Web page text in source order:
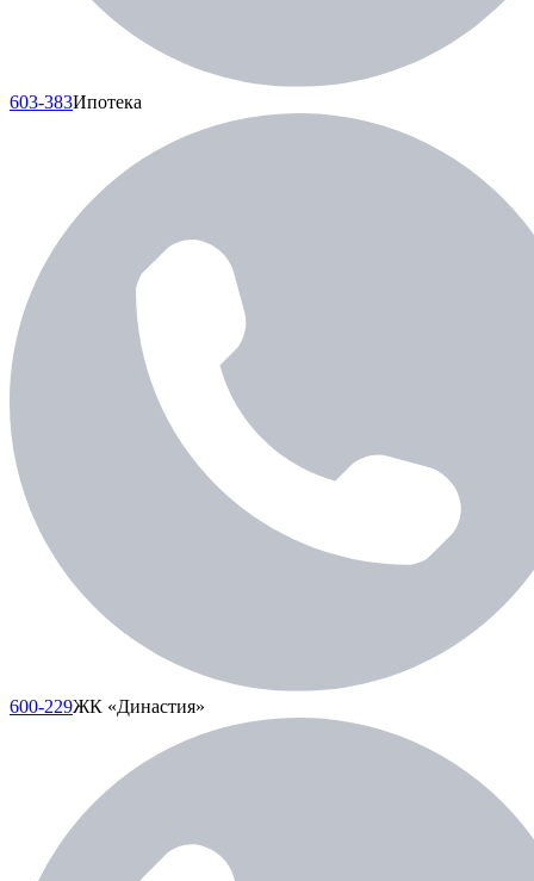
603-383Ипотека
600-229ЖК «Династия»